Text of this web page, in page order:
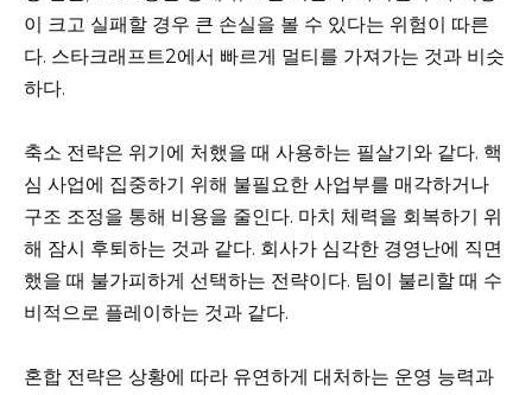
이 크고 실패할 경우 큰 손실을 볼 수 있다는 위험이 따른
다. 스타크래프트2에서 빠르게 멀티를 가져가는 것과 비슷
하다.
축소 전략은 위기에 처했을 때 사용하는 필살기와 같다. 핵
심 사업에 집중하기 위해 불필요한 사업부를 매각하거나
구조 조정을 통해 비용을 줄인다. 마치 체력을 회복하기 위
해 잠시 후퇴하는 것과 같다. 회사가 심각한 경영난에 직면
했을 때 불가피하게 선택하는 전략이다. 팀이 불리할 때 수
비적으로 플레이하는 것과 같다.
혼합 전략은 상황에 따라 유연하게 대처하는 운영 능력과